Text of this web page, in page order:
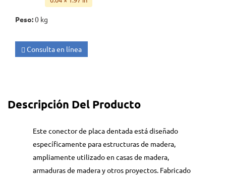
Peso:0 kg
Consulta en línea
Descripción Del Producto
Este conector de placa dentada está diseñado
específicamente para estructuras de madera,
ampliamente utilizado en casas de madera,
armaduras de madera y otros proyectos. Fabricado